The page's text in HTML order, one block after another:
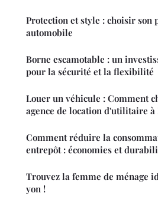
Protection et style : choisir son
automobile
Borne escamotable : un
pour la sécurité et la flexibilité
Louer un véhicule : Comment
agence de location d'utilitaire
Comment réduire la
entrepôt : économies et
Trouvez la femme de ménage
yon !